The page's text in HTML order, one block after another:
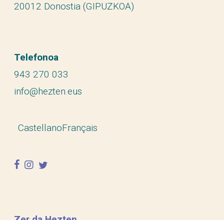
20012 Donostia (GIPUZKOA)
Telefonoa
943 270 033
info@hezten.eus
CastellanoFrançais
facebook
instagram
twitter